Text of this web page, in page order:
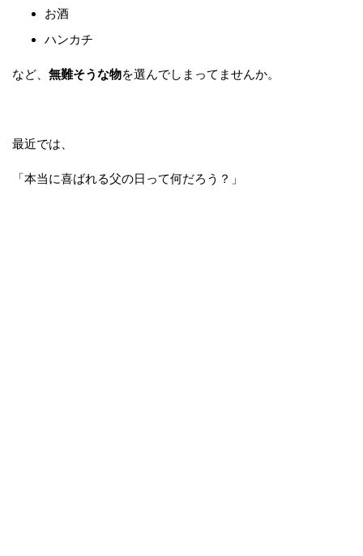
お酒
ハンカチ
など、 無難そうな物を選んでしまってませんか。
最近では、
「本当に喜ばれる父の日って何だろう？」